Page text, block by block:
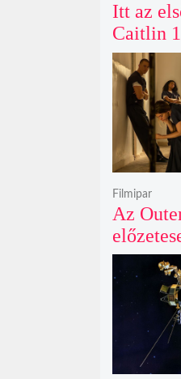
Itt az
Caitlin
színben
Az
Filmipar